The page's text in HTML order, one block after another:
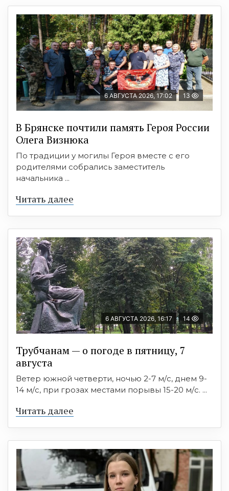
6 АВГУСТА 2026, 17:02 13
В Брянске почтили память Героя России
Олега Визнюка
По традиции у могилы Героя вместе с его
родителями собрались заместитель
начальника ...
Читать далее
6 АВГУСТА 2026, 16:17 14
Трубчанам — о погоде в пятницу, 7
августа
Ветер южной четверти, ночью 2-7 м/с, днем 9-
14 м/с, при грозах местами порывы 15-20 м/с. ...
Читать далее